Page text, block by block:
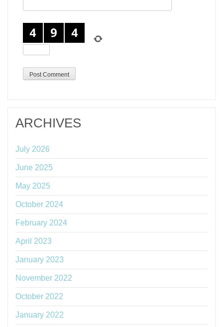
ARCHIVES
July 2026
June 2025
May 2025
October 2024
February 2024
April 2023
January 2023
November 2022
October 2022
January 2022